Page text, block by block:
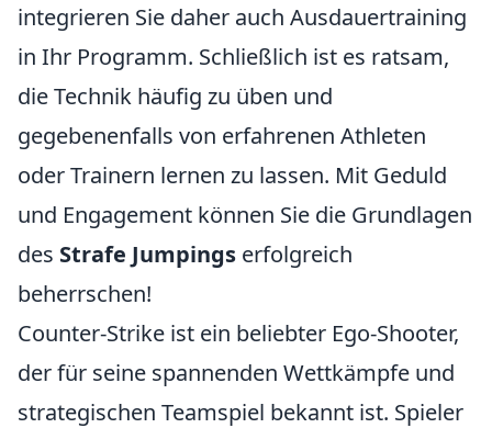
integrieren Sie daher auch Ausdauertraining
in Ihr Programm. Schließlich ist es ratsam,
die Technik häufig zu üben und
gegebenenfalls von erfahrenen Athleten
oder Trainern lernen zu lassen. Mit Geduld
und Engagement können Sie die Grundlagen
des Strafe Jumpings erfolgreich
beherrschen!
Counter-Strike ist ein beliebter Ego-Shooter,
der für seine spannenden Wettkämpfe und
strategischen Teamspiel bekannt ist. Spieler